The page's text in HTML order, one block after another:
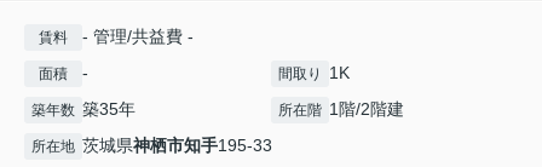
賃料 - 管理/共益費 -
面積 - 間取り 1K
築年数 築35年 所在階 1階/2階建
所在地 茨城県神栖市知手195-33